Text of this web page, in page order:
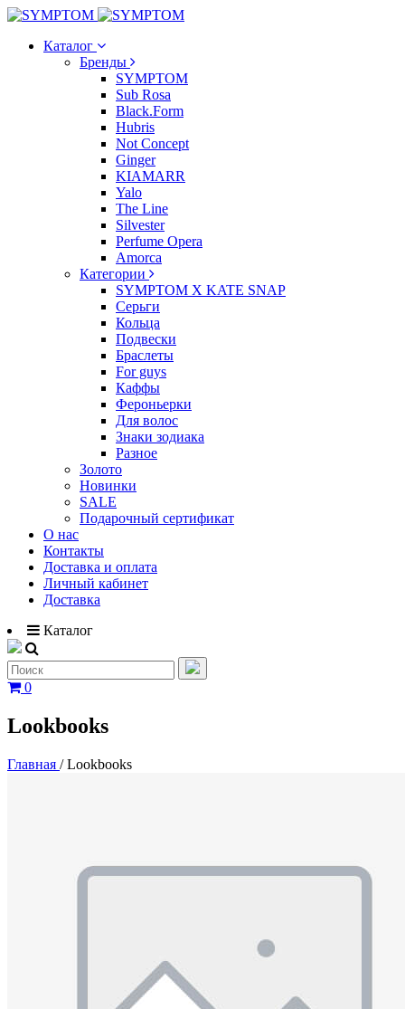
Каталог
Бренды
SYMPTOM
Sub Rosa
Black.Form
Hubris
Not Concept
Ginger
KIAMARR
Yalo
The Line
Silvester
Perfume Opera
Amorca
Категории
SYMPTOM X KATE SNAP
Серьги
Кольца
Подвески
Браслеты
For guys
Каффы
Фероньерки
Для волос
Знаки зодиака
Разное
Золото
Новинки
SALE
Подарочный сертификат
О нас
Контакты
Доставка и оплата
Личный кабинет
Доставка
Каталог
0
Lookbooks
Главная /Lookbooks